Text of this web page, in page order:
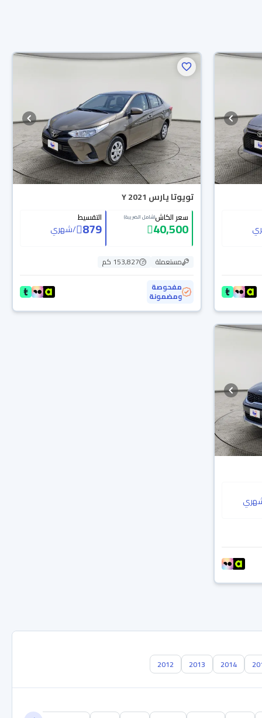
تويوتا يارس Y 2021
سعر الكاش(شامل الضريبة)
40,500
التقسيط
879
/شهري
مستعملة
153,827 كم
مفحوصة
ومضمونة
2014
2013
2012